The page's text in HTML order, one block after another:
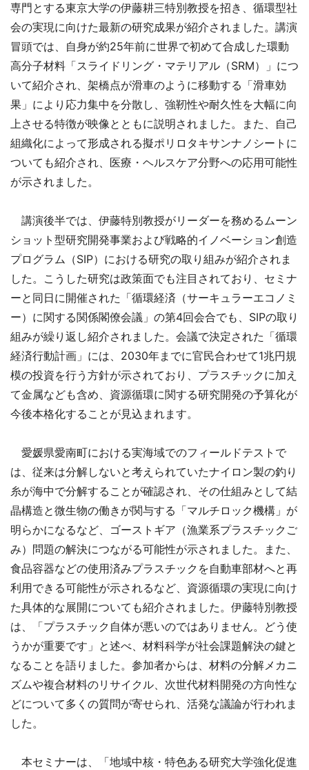
専門とする東京大学の伊藤耕三特別教授を招き、循環型社
会の実現に向けた最新の研究成果が紹介されました。講演
冒頭では、自身が約25年前に世界で初めて合成した環動
高分子材料「スライドリング・マテリアル（SRM）」につ
いて紹介され、架橋点が滑車のように移動する「滑車効
果」により応力集中を分散し、強靭性や耐久性を大幅に向
上させる特徴が映像とともに説明されました。また、自己
組織化によって形成される擬ポリロタキサンナノシートに
ついても紹介され、医療・ヘルスケア分野への応用可能性
が示されました。
講演後半では、伊藤特別教授がリーダーを務めるムーン
ショット型研究開発事業および戦略的イノベーション創造
プログラム（SIP）における研究の取り組みが紹介されま
した。こうした研究は政策面でも注目されており、セミナ
ーと同日に開催された「循環経済（サーキュラーエコノミ
ー）に関する関係閣僚会議」の第4回会合でも、SIPの取り
組みが繰り返し紹介されました。会議で決定された「循環
経済行動計画」には、2030年までに官民合わせて1兆円規
模の投資を行う方針が示されており、プラスチックに加え
て金属なども含め、資源循環に関する研究開発の予算化が
今後本格化することが見込まれます。
愛媛県愛南町における実海域でのフィールドテストで
は、従来は分解しないと考えられていたナイロン製の釣り
糸が海中で分解することが確認され、その仕組みとして結
晶構造と微生物の働きが関与する「マルチロック機構」が
明らかになるなど、ゴーストギア（漁業系プラスチックご
み）問題の解決につながる可能性が示されました。また、
食品容器などの使用済みプラスチックを自動車部材へと再
利用できる可能性が示されるなど、資源循環の実現に向け
た具体的な展開についても紹介されました。伊藤特別教授
は、「プラスチック自体が悪いのではありません。どう使
うかが重要です」と述べ、材料科学が社会課題解決の鍵と
なることを語りました。参加者からは、材料の分解メカニ
ズムや複合材料のリサイクル、次世代材料開発の方向性な
どについて多くの質問が寄せられ、活発な議論が行われま
した。
本セミナーは、「地域中核・特色ある研究大学強化促進